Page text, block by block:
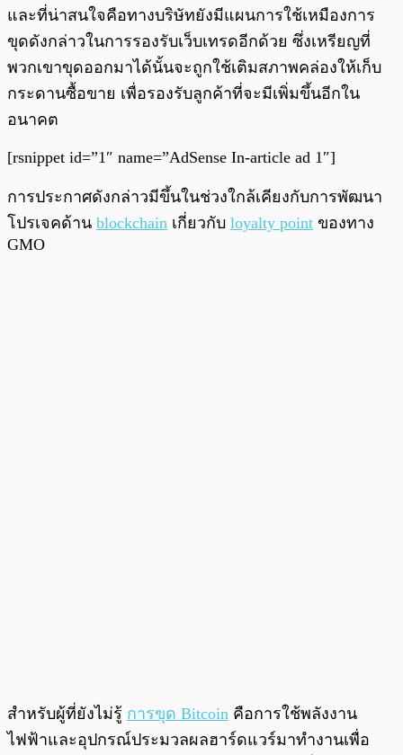
และที่น่าสนใจคือทางบริษัทยังมีแผนการใช้เหมืองการ
ขุดดังกล่าวในการรองรับเว็บเทรดอีกด้วย ซึ่งเหรียญที่
พวกเขาขุดออกมาได้นั้นจะถูกใช้เติมสภาพคล่องให้เก็บ
กระดานซื้อขาย เพื่อรองรับลูกค้าที่จะมีเพิ่มขึ้นอีกใน
อนาคต
[rsnippet id=”1″ name=”AdSense In-article ad 1″]
การประกาศดังกล่าวมีขึ้นในช่วงใกล้เคียงกับการพัฒนา
โปรเจคด้าน blockchain เกี่ยวกับ loyalty point ของทาง
GMO
สำหรับผู้ที่ยังไม่รู้ การขุด Bitcoin คือการใช้พลังงาน
ไฟฟ้าและอุปกรณ์ประมวลผลฮาร์ดแวร์มาทำงานเพื่อ